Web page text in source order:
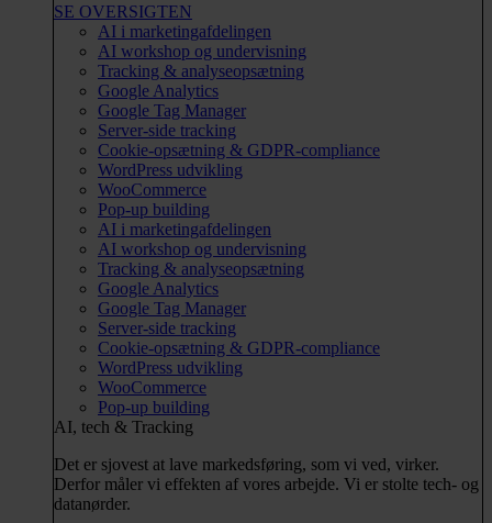
SE OVERSIGTEN
AI i marketingafdelingen
AI workshop og undervisning
Tracking & analyseopsætning
Google Analytics
Google Tag Manager
Server-side tracking
Cookie-opsætning & GDPR-compliance
WordPress udvikling
WooCommerce
Pop-up building
AI i marketingafdelingen
AI workshop og undervisning
Tracking & analyseopsætning
Google Analytics
Google Tag Manager
Server-side tracking
Cookie-opsætning & GDPR-compliance
WordPress udvikling
WooCommerce
Pop-up building
AI, tech & Tracking
Det er sjovest at lave markedsføring, som vi ved, virker.
Derfor måler vi effekten af vores arbejde. Vi er stolte tech- og
datanørder.